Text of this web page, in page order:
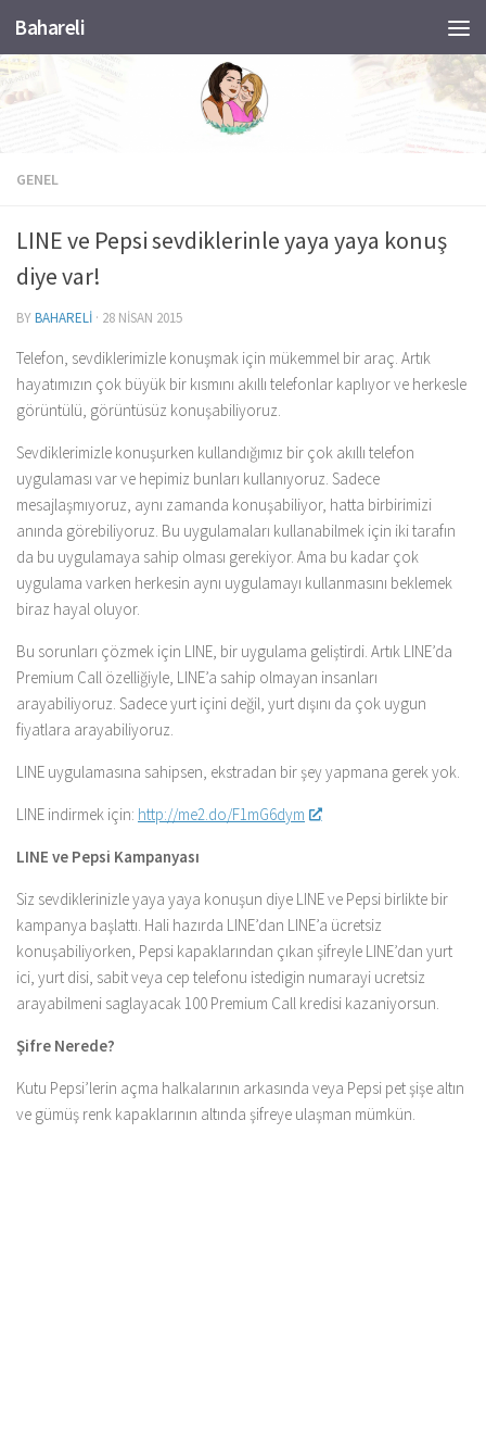
Skip to content
Bahareli
GENEL
LINE ve Pepsi sevdiklerinle yaya yaya konuş
diye var!
BYBAHARELI · 28 NISAN 2015
Telefon, sevdiklerimizle konuşmak için mükemmel bir araç. Artık
hayatımızın çok büyük bir kısmını akıllı telefonlar kaplıyor ve herkesle
görüntülü, görüntüsüz konuşabiliyoruz.
Sevdiklerimizle konuşurken kullandığımız bir çok akıllı telefon
uygulaması var ve hepimiz bunları kullanıyoruz. Sadece
mesajlaşmıyoruz, aynı zamanda konuşabiliyor, hatta birbirimizi
anında görebiliyoruz. Bu uygulamaları kullanabilmek için iki tarafın
da bu uygulamaya sahip olması gerekiyor. Ama bu kadar çok
uygulama varken herkesin aynı uygulamayı kullanmasını beklemek
biraz hayal oluyor.
Bu sorunları çözmek için LINE, bir uygulama geliştirdi. Artık LINE’da
Premium Call özelliğiyle, LINE’a sahip olmayan insanları
arayabiliyoruz. Sadece yurt içini değil, yurt dışını da çok uygun
fiyatlara arayabiliyoruz.
LINE uygulamasına sahipsen, ekstradan bir şey yapmana gerek yok.
LINE indirmek için: http://me2.do/F1mG6dym
LINE ve Pepsi Kampanyası
Siz sevdiklerinizle yaya yaya konuşun diye LINE ve Pepsi birlikte bir
kampanya başlattı. Hali hazırda LINE’dan LINE’a ücretsiz
konuşabiliyorken, Pepsi kapaklarından çıkan şifreyle LINE’dan yurt
ici, yurt disi, sabit veya cep telefonu istedigin numarayi ucretsiz
arayabilmeni saglayacak 100 Premium Call kredisi kazaniyorsun.
Şifre Nerede?
Kutu Pepsi’lerin açma halkalarının arkasında veya Pepsi pet şişe altın
ve gümüş renk kapaklarının altında şifreye ulaşman mümkün.